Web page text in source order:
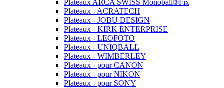
Plateaux ARCA SWISS Monoball®Fix
Plateaux - ACRATECH
Plateaux - JOBU DESIGN
Plateaux - KIRK ENTERPRISE
Plateaux - LEOFOTO
Plateaux - UNIQBALL
Plateaux - WIMBERLEY
Plateaux - pour CANON
Plateaux - pour NIKON
Plateaux - pour SONY